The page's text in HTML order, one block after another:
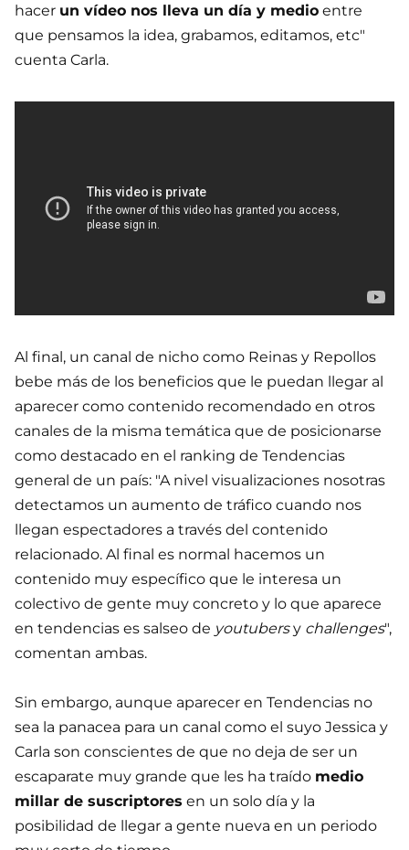
hacer un vídeo nos lleva un día y medio entre
que pensamos la idea, grabamos, editamos, etc"
cuenta Carla.
Al final, un canal de nicho como Reinas y Repollos
bebe más de los beneficios que le puedan llegar al
aparecer como contenido recomendado en otros
canales de la misma temática que de posicionarse
como destacado en el ranking de Tendencias
general de un país: "A nivel visualizaciones nosotras
detectamos un aumento de tráfico cuando nos
llegan espectadores a través del contenido
relacionado. Al final es normal hacemos un
contenido muy específico que le interesa un
colectivo de gente muy concreto y lo que aparece
en tendencias es salseo de youtubersy challenges",
comentan ambas.
Sin embargo, aunque aparecer en Tendencias no
sea la panacea para un canal como el suyo Jessica y
Carla son conscientes de que no deja de ser un
escaparate muy grande que les ha traído medio
millar de suscriptores en un solo día y la
posibilidad de llegar a gente nueva en un periodo